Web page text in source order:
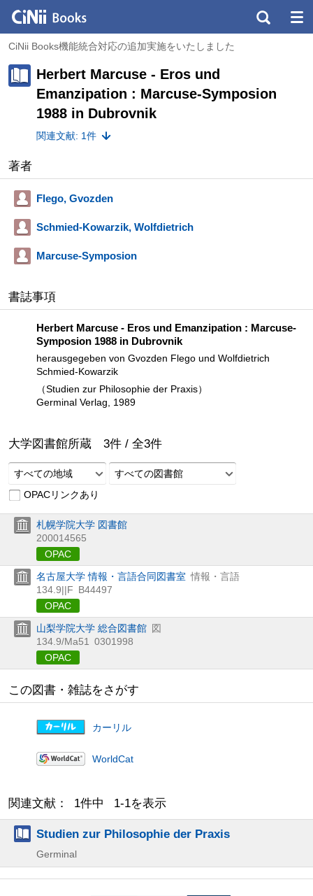
CiNii Books機能統合対応の追加実施をいたしました
Herbert Marcuse - Eros und
Emanzipation : Marcuse-Symposion
1988 in Dubrovnik
関連文献: 1件
著者
Flego, Gvozden
Schmied-Kowarzik, Wolfdietrich
Marcuse-Symposion
書誌事項
Herbert Marcuse - Eros und Emanzipation : Marcuse-
Symposion 1988 in Dubrovnik
herausgegeben von Gvozden Flego und Wolfdietrich
Schmied-Kowarzik
（Studien zur Philosophie der Praxis）
Germinal Verlag, 1989
大学図書館所蔵 3件 / 全3件
すべての地域
すべての図書館
OPACリンクあり
札幌学院大学 図書館
200014565
OPAC
名古屋大学 情報・言語合同図書室 情報・言語
134.9||F B44497
OPAC
山梨学院大学 総合図書館 図
134.9/Ma51
0301998
OPAC
この図書・雑誌をさがす
カーリル
WorldCat
関連文献： 1件中 1-1を表示
Studien zur Philosophie der Praxis
Germinal